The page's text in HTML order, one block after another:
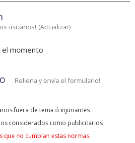
usuarios! (Actualizar)
momento
Rellena y envía el formulario!
fuera de tema ó injuriantes
considerados como publicitarios
que no cumplan estas normas